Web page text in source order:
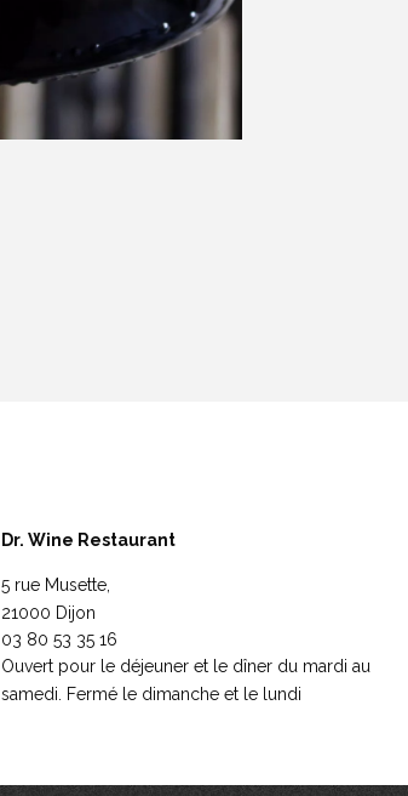
Dr. Wine Restaurant
5 rue Musette,
21000 Dijon
03 80 53 35 16
Ouvert pour le déjeuner et le dîner du mardi au
samedi. Fermé le dimanche et le lundi